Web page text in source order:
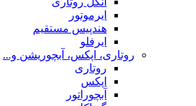
ایرموتور
هندپیس مستقیم
ایرفلو
روتاری، اپکس، آبچوریشن و...
روتاری
اپکس
آبچوراتور